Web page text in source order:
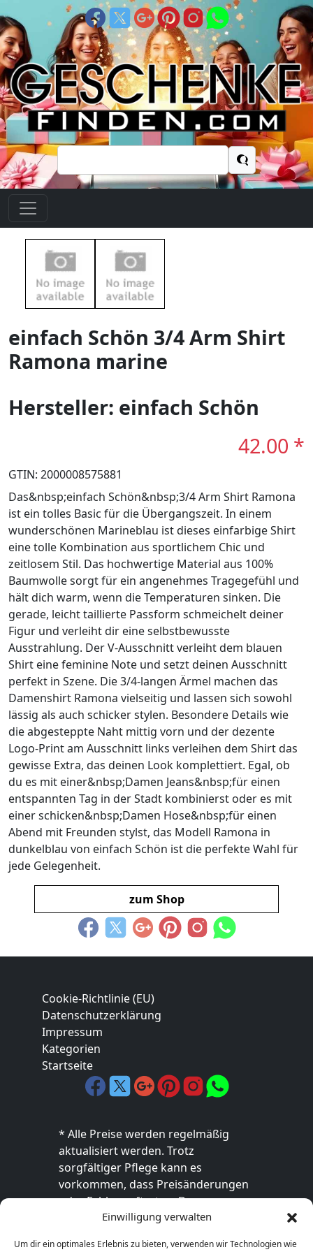
Einwilligung verwalten
Um dir ein optimales Erlebnis zu bieten, verwenden wir Technologien wie
Suchen
nach:
einfach Schön 3/4 Arm Shirt
Ramona marine
Hersteller: einfach Schön
42.00 *
GTIN: 2000008575881
Das&nbsp;einfach Schön&nbsp;3/4 Arm Shirt Ramona
ist ein tolles Basic für die Übergangszeit. In einem
wunderschönen Marineblau ist dieses einfarbige Shirt
eine tolle Kombination aus sportlichem Chic und
zeitlosem Stil. Das hochwertige Material aus 100%
Baumwolle sorgt für ein angenehmes Tragegefühl und
hält dich warm, wenn die Temperaturen sinken. Die
gerade, leicht taillierte Passform schmeichelt deiner
Figur und verleiht dir eine selbstbewusste
Ausstrahlung. Der V-Ausschnitt verleiht dem blauen
Shirt eine feminine Note und setzt deinen Ausschnitt
perfekt in Szene. Die 3/4-langen Ärmel machen das
Damenshirt Ramona vielseitig und lassen sich sowohl
lässig als auch schicker stylen. Besondere Details wie
die abgesteppte Naht mittig vorn und der dezente
Logo-Print am Ausschnitt links verleihen dem Shirt das
gewisse Extra, das deinen Look komplettiert. Egal, ob
du es mit einer&nbsp;Damen Jeans&nbsp;für einen
entspannten Tag in der Stadt kombinierst oder es mit
einer schicken&nbsp;Damen Hose&nbsp;für einen
Abend mit Freunden stylst, das Modell Ramona in
dunkelblau von einfach Schön ist die perfekte Wahl für
jede Gelegenheit.
zum Shop
Cookie-Richtlinie (EU)
Datenschutzerklärung
Impressum
Kategorien
Startseite
* Alle Preise werden regelmäßig
aktualisiert werden. Trotz
sorgfältiger Pflege kann es
vorkommen, dass Preisänderungen
oder Fehler auftreten. Der
endgültige Preis sowie die